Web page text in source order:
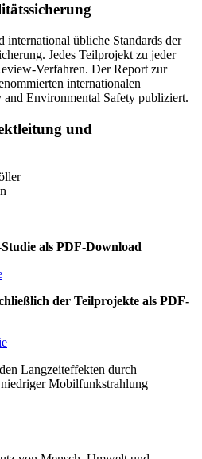
übliche Standards der
Jedes Teilprojekt zu jeder
Verfahren. Der Report zur
internationalen
Environmental Safety publiziert.
und
als PDF-Download
der Teilprojekte als PDF-
Langzeiteffekten durch
Mobilfunkstrahlung